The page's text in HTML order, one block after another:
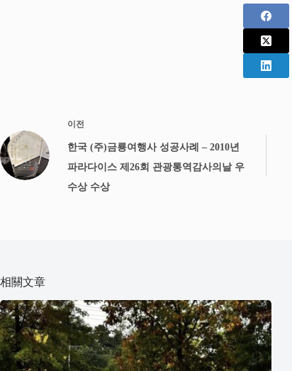
이전
한국 (주)금룡여행사 성공사례 – 2010년
파라다이스 제26회 관광통역감사의날 우
수상 수상
相關文章